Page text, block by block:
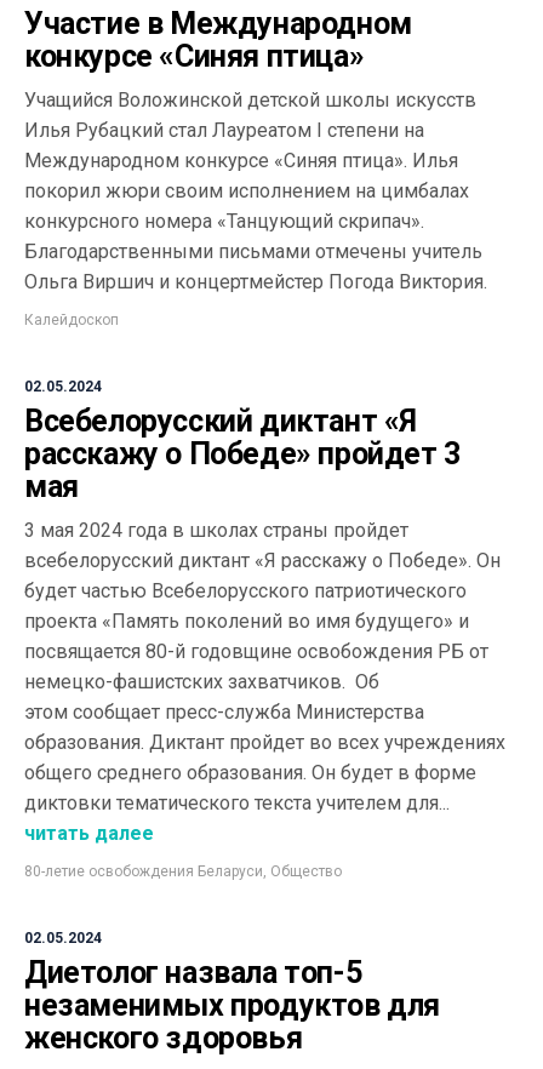
Участие в Международном
конкурсе «Синяя птица»
Учащийся Воложинской детской школы искусств
Илья Рубацкий стал Лауреатом I степени на
Международном конкурсе «Синяя птица». Илья
покорил жюри своим исполнением на цимбалах
конкурсного номера «Танцующий скрипач».
Благодарственными письмами отмечены учитель
Ольга Виршич и концертмейстер Погода Виктория.
Калейдоскоп
02.05.2024
Всебелорусский диктант «Я
расскажу о Победе» пройдет 3
мая
3 мая 2024 года в школах страны пройдет
всебелорусский диктант «Я расскажу о Победе». Он
будет частью Всебелорусского патриотического
проекта «Память поколений во имя будущего» и
посвящается 80-й годовщине освобождения РБ от
немецко-фашистских захватчиков. Об
этом сообщает пресс-служба Министерства
образования. Диктант пройдет во всех учреждениях
общего среднего образования. Он будет в форме
диктовки тематического текста учителем для...
читать далее
80-летие освобождения Беларуси, Общество
02.05.2024
Диетолог назвала топ-5
незаменимых продуктов для
женского здоровья